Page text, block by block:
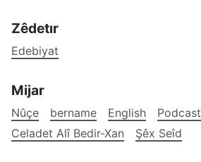
Zêdetır
Edebiyat
Mijar
Nûçe bername English
Podcast
Celadet Alî Bedir-Xan
Şêx Seîd